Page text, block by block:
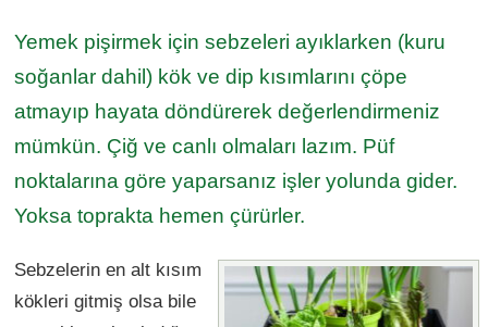
Yemek pişirmek için sebzeleri ayıklarken (kuru
soğanlar dahil) kök ve dip kısımlarını çöpe
atmayıp hayata döndürerek değerlendirmeniz
mümkün. Çiğ ve canlı olmaları lazım. Püf
noktalarına göre yaparsanız işler yolunda gider.
Yoksa toprakta hemen çürürler.
Sebzelerin en alt kısım
kökleri gitmiş olsa bile